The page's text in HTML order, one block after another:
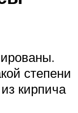
степени
кирпича